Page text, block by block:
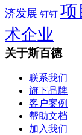
济发展 钉钉 项
术企业
关于斯百德
联系我们
旗下品牌
客户案例
帮助文档
加入我们